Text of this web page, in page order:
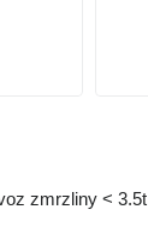
zmrzliny < 3.5t